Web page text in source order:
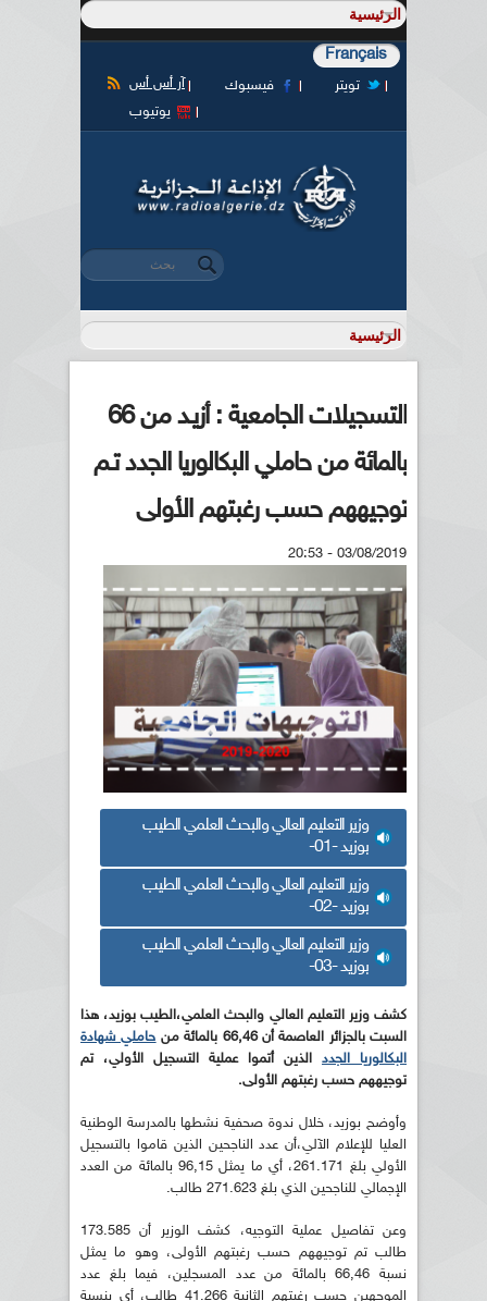
Français
آر أس أس فيسبوك
تويتر
يوتيوب
استمارة البحث
‏بحث ‏
التسجيلات الجامعية : أزيـد من 66
بالمائة من حاملي البكالوريا الجدد تـم
توجيههم حسب رغبتهم الأولى
03/08/2019 - 20:53
وزير التعليم العالي والبحث العلمي الطيب
بوزيد -01-
وزير التعليم العالي والبحث العلمي الطيب
بوزيد -02-
وزير التعليم العالي والبحث العلمي الطيب
بوزيد -03-
كشف وزير التعليم العالي والبحث العلمي،الطيب بوزيد، هذا
السبت بالجزائر العاصمة أن 66,46 بالمائة من
حاملي شهادة
البكالوريا الجدد الذين أتموا عملية التسجيل الأولي، تم
توجيههم حسب رغبتهم الأولى.
وأوضح بوزيد، خلال ندوة صحفية نشطها بالمدرسة الوطنية
العليا للإعلام الآلي،أن عدد الناجحين الذين قاموا بالتسجيل
الأولي بلغ 261.171، أي ما يمثل 96,15 بالمائة من العدد
الإجمالي للناجحين الذي بلغ 271.623 طالب.
وعن تفاصيل عملية التوجيه، كشف الوزير أن 173.585
طالب تم توجيههم حسب رغبتهم الأولى، وهو ما يمثل
نسبة 66,46 بالمائة من عدد المسجلين، فيما بلغ عدد
الموجهين حسب رغبتهم الثانية 41.266 طالب، أي بنسبة